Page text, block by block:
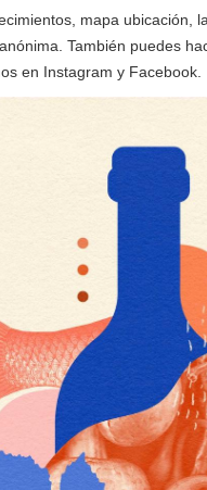
mapa ubicación,
También puedes
en Instagram y Facebook.